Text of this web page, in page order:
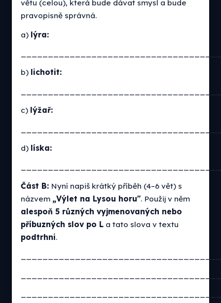
větu (celou), která bude dávat smysl a bude
pravopisně správná.
a) lýra:
b) lichotit:
c) lýžař:
d) líska:
Část B: Nyní napiš krátký příběh (4–6 vět) s
názvem „Výlet na Lysou horu". Použij v něm
alespoň 5 různých vyjmenovaných nebo
příbuzných slov po L a tato slova v textu
podtrhni.